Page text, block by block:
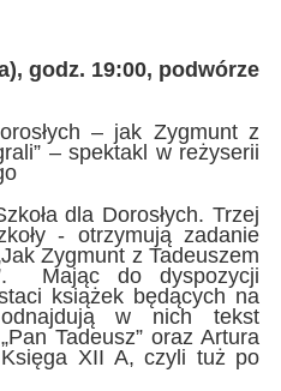
godz. 19:00, podwórze
– jak Zygmunt z
– spektakl w reżyserii
dla Dorosłych. Trzej
- otrzymują zadanie
Zygmunt z Tadeuszem
Mając do dyspozycji
książek będących na
odnajdują w nich tekst
Tadeusz” oraz Artura
XII A, czyli tuż po